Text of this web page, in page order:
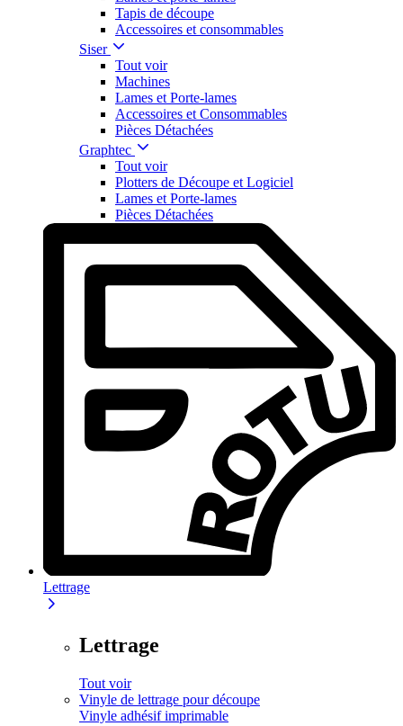
Tapis de découpe
Accessoires et consommables
Siser
Tout voir
Machines
Lames et Porte-lames
Accessoires et Consommables
Pièces Détachées
Graphtec
Tout voir
Plotters de Découpe et Logiciel
Lames et Porte-lames
Pièces Détachées
Lettrage
Lettrage
Tout voir
Vinyle de lettrage pour découpe
Vinyle adhésif imprimable